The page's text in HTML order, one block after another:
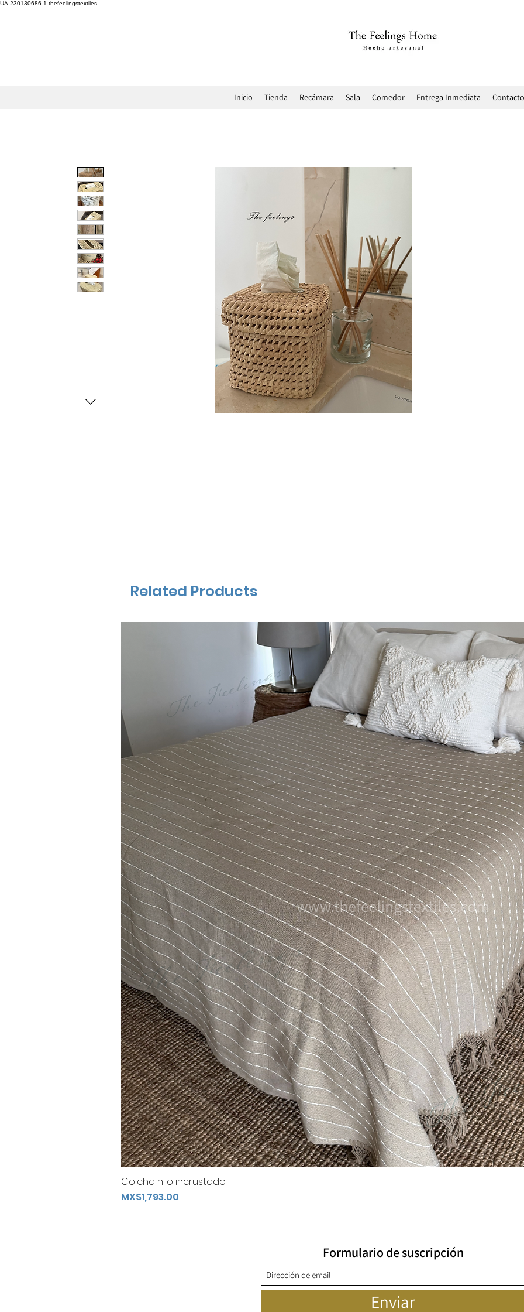
UA-230130686-1 thefeelingstextiles
Inicio Tienda Recámara Sala Comedor Entrega Inmediata Contacto
Related Products
Colcha hilo incrustado
Price
MX$1,793.00
Formulario de suscripción
Enviar